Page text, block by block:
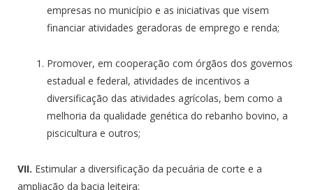
empresas no município e as iniciativas que visem
financiar atividades geradoras de emprego e renda;
Promover, em cooperação com órgãos dos governos
estadual e federal, atividades de incentivos a
diversificação das atividades agrícolas, bem como a
melhoria da qualidade genética do rebanho bovino, a
piscicultura e outros;
VII. Estimular a diversificação da pecuária de corte e a
ampliação da bacia leiteira;